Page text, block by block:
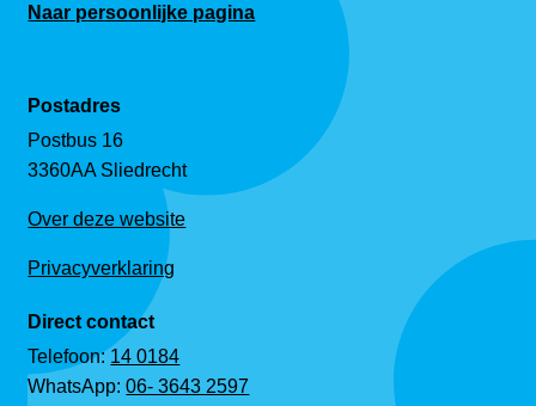
Naar persoonlijke pagina
Postadres
Postbus 16
3360AA Sliedrecht
Over deze website
Privacyverklaring
Direct contact
Telefoon:14 0184
WhatsApp:06- 3643 2597